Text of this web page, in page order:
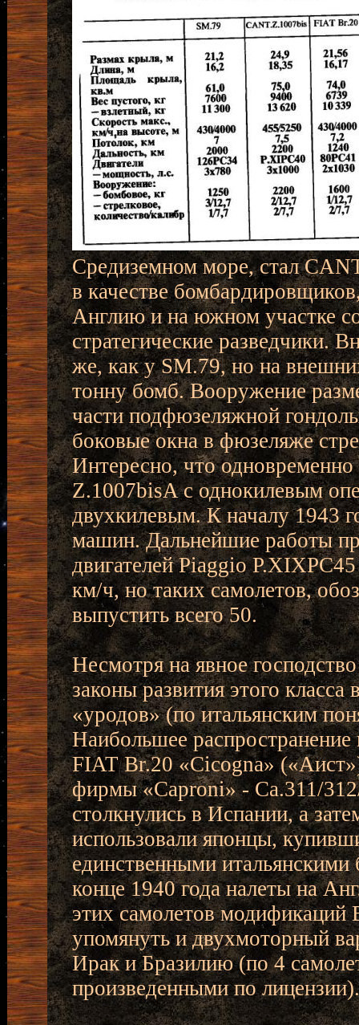
Средиземном море, стал
в качестве
Англию и на южном участке
стратегические разведчики.
же, как у SM.79, но на
тонну бомб. Вооружение
части подфюзеляжной
боковые окна в фюзеляже
Интересно, что
Z.1007bisA с однокилевым
двухкилевым. К началу 1943
машин. Дальнейшие работы
двигателей Piaggio
км/ч, но таких самолетов,
выпустить всего 50.
Несмотря на явное
законы развития этого
«уродов» (по итальянским
Наибольшее
FIAT Br.20 «Cicogna»
фирмы «Caproni» - Са.311/
столкнулись в Испании, а
использовали японцы,
единственными
конце 1940 года налеты на
этих самолетов
упомянуть и двухмоторный
Ирак и Бразилию (по 4
произведенными по лицензии).